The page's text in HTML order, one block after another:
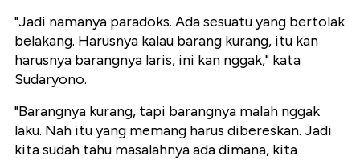
"Jadi namanya paradoks. Ada sesuatu yang bertolak
belakang. Harusnya kalau barang kurang, itu kan
harusnya barangnya laris, ini kan nggak," kata
Sudaryono.
"Barangnya kurang, tapi barangnya malah nggak
laku. Nah itu yang memang harus dibereskan. Jadi
kita sudah tahu masalahnya ada dimana, kita